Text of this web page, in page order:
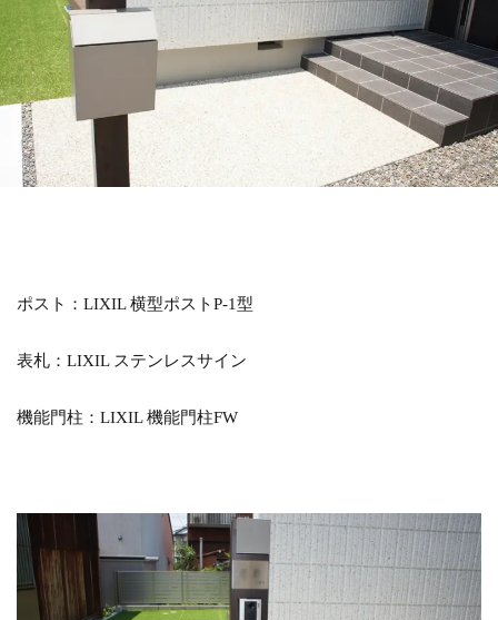
ポスト：LIXIL 横型ポストP-1型
表札：LIXIL ステンレスサイン
機能門柱：LIXIL 機能門柱FW
LIXIL アクシィ1型
LIXIL アクシィ2型
LIXIL アルファベットサイン
LIXIL アルメッシュフェンス
LIXIL ウィンスリーポート
LIXIL ウォールスクリーン
LIXIL カーポートSC
LIXIL ガラスサイン
LIXIL サニーブリーズフェンス
LIXIL デザイナーズパーツ 枕木材
LIXIL ネクストポスト
LIXIL ネスカ
LIXIL ハイサモア
LIXIL フーゴ